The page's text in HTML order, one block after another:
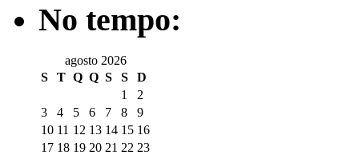
No tempo:
agosto 2026
S
T Q Q S S D
1
2
3
4 5 6 7 8
9
10 11 12 13 14 15 16
17 18 19 20 21 22 23